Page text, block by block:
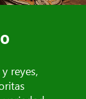
reyes,